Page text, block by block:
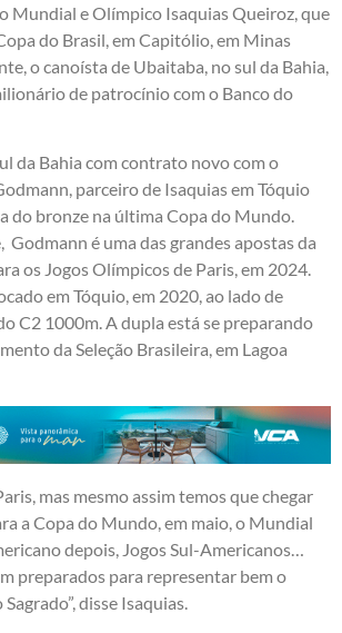
Mundial e Olímpico Isaquias Queiroz, que
do Brasil, em Capitólio, em Minas
o canoísta de Ubaitaba, no sul da Bahia,
de patrocínio com o Banco do
da Bahia com contrato novo com o
parceiro de Isaquias em Tóquio
do bronze na última Copa do Mundo.
Godmann é uma das grandes apostas da
os Jogos Olímpicos de Paris, em 2024.
em Tóquio, em 2020, ao lado de
C2 1000m. A dupla está se preparando
da Seleção Brasileira, em Lagoa
mas mesmo assim temos que chegar
a Copa do Mundo, em maio, o Mundial
depois, Jogos Sul-Americanos…
preparados para representar bem o
disse Isaquias.